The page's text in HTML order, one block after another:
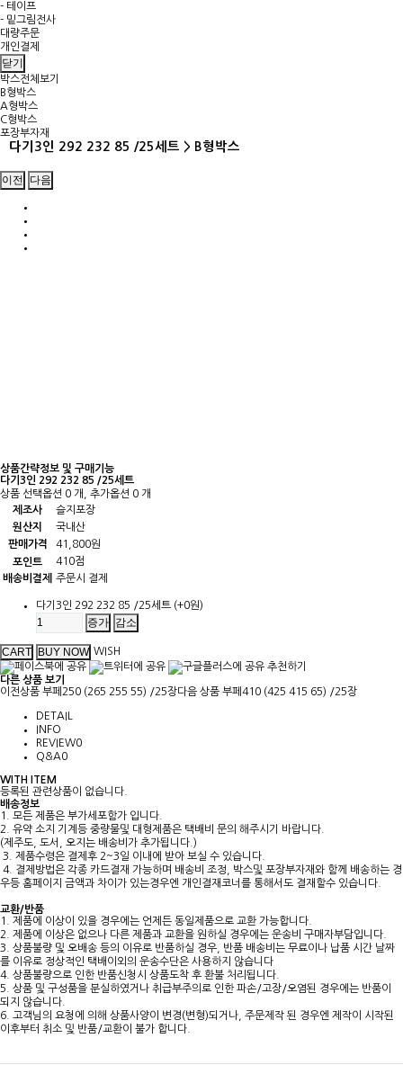
- 테이프
- 밑그림전사
대량주문
개인결제
닫기
박스전체보기
B형박스
A형박스
C형박스
포장부자재
다기3인 292 232 85 /25세트 > B형박스
이전 다음
상품간략정보 및 구매기능
다기3인 292 232 85 /25세트
상품 선택옵션 0 개, 추가옵션 0 개
제조사
슬지포장
원산지
국내산
판매가격
41,800원
포인트
410점
배송비결제
주문시 결제
다기3인 292 232 85 /25세트 (+0원)
증가 감소
WISH
추천하기
다른 상품 보기
이전상품 부페250 (265 255 55) /25장다음 상품 부페410 (425 415 65) /25장
DETAIL
INFO
REVIEW0
Q&A0
WITH ITEM
등록된 관련상품이 없습니다.
배송정보
1. 모든 제품은 부가세포함가 입니다.
2. 유약 소지 기계등 중량물및 대형제품은 택배비 문의 해주시기 바랍니다.
(제주도, 도서, 오지는 배송비가 추가됩니다.)
3. 제품수령은 결제후 2~3일 이내에 받아 보실 수 있습니다.
4. 결제방법은 각종 카드결재 가능하며 배송비 조정, 박스및 포장부자재와 함께 배송하는 경
우등 홈페이지 금액과 차이가 있는경우엔 개인결재코너를 통해서도 결재할수 있습니다.
교환/반품
1. 제품에 이상이 있을 경우에는 언제든 동일제품으로 교환 가능합니다.
2. 제품에 이상은 없으나 다른 제품과 교환을 원하실 경우에는 운송비 구매자부담입니다.
3. 상품불량 및 오배송 등의 이유로 반품하실 경우, 반품 배송비는 무료이나 납품 시간 날짜
를 이유로 정상적인 택배이외의 운송수단은 사용하지 않습니다
4. 상품불량으로 인한 반품신청시 상품도착 후 환불 처리됩니다.
5. 상품 및 구성품을 분실하였거나 취급부주의로 인한 파손/고장/오염된 경우에는 반품이
되지 않습니다.
6. 고객님의 요청에 의해 상품사양이 변경(변형)되거나, 주문제작 된 경우엔 제작이 시작된
이후부터 취소 및 반품/교환이 불가 합니다.